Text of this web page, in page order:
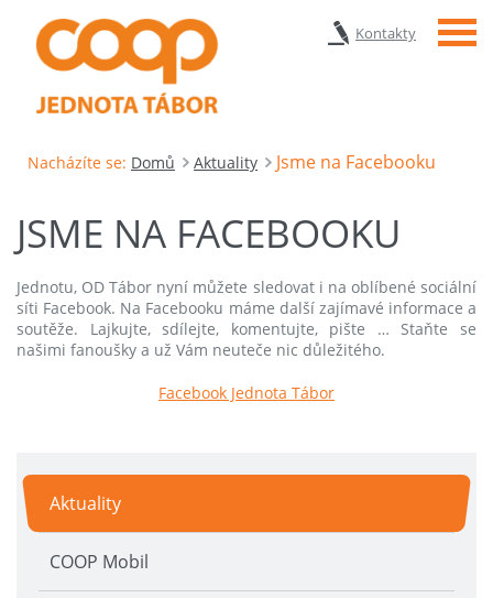
Kontakty Menu
Nacházíte se: Domů Aktuality Jsme na Facebooku
JSME NA FACEBOOKU
Jednotu, OD Tábor nyní můžete sledovat i na oblíbené sociální
síti Facebook. Na Facebooku máme další zajímavé informace a
soutěže. Lajkujte, sdílejte, komentujte, pište … Staňte se
našimi fanoušky a už Vám neuteče nic důležitého.
Facebook Jednota Tábor
Aktuality
COOP Mobil